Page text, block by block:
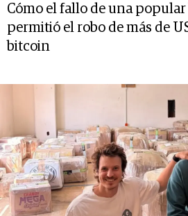
Cómo el fallo de una
permitió el robo de más de
bitcoin